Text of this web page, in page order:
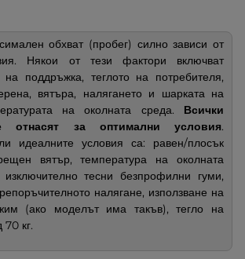
обхват (пробег) силно зависи от
Някои от тези фактори включват
на поддръжка, теглото на потребителя,
вятъра, налягането и шарката на
на околната среда. Всички
отнасят за оптимални условия.
идеалните условия са: равен/плосък
вятър, температура на околната
тесни безпрофилни гуми,
налягане, използване на
(ако моделът има такъв), тегло на
70 кг.